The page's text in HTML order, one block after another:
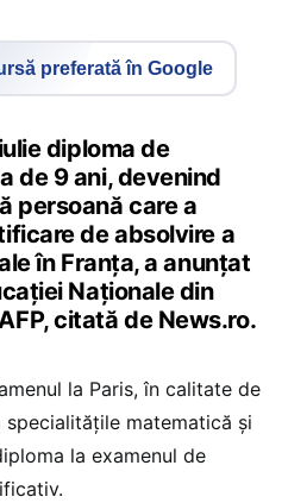
preferată în Google
diploma de
de 9 ani, devenind
persoană care a
de absolvire a
în Franţa, a anunţat
Naţionale din
citată de News.ro.
la Paris, în calitate de
matematică şi
la examenul de